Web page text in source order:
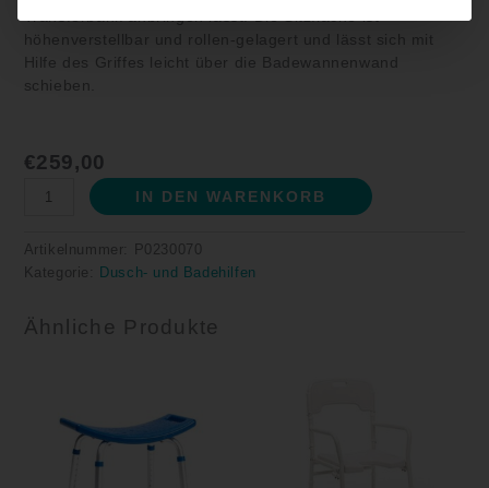
höhenverstellbar und rollen-gelagert und lässt sich mit
Hilfe des Griffes leicht über die Badewannenwand
schieben.
€259,00
IN DEN WARENKORB
Artikelnummer:
P0230070
Kategorie:
Dusch- und Badehilfen
Ähnliche Produkte